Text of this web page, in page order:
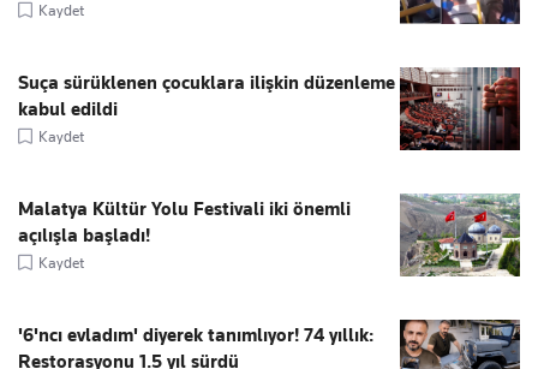
Kaydet
Suça sürüklenen çocuklara ilişkin düzenleme
kabul edildi
Kaydet
Malatya Kültür Yolu Festivali iki önemli
açılışla başladı!
Kaydet
'6'ncı evladım' diyerek tanımlıyor! 74 yıllık:
Restorasyonu 1.5 yıl sürdü